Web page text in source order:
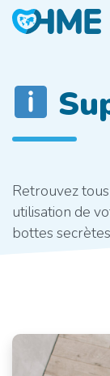
Retrouvez
utilisation de
bottes